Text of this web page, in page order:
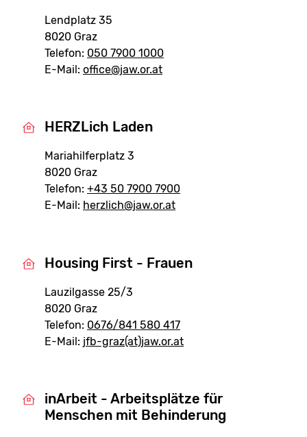
Lendplatz 35
8020 Graz
Telefon: 050 7900 1000
E-Mail: office@jaw.or.at
HERZLich Laden
Mariahilferplatz 3
8020 Graz
Telefon: +43 50 7900 7900
E-Mail: herzlich@jaw.or.at
Housing First - Frauen
Lauzilgasse 25/3
8020 Graz
Telefon: 0676/841 580 417
E-Mail: jfb-graz(at)jaw.or.at
inArbeit - Arbeitsplätze für
Menschen mit Behinderung